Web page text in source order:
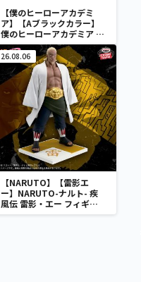
【僕のヒーローアカデミ
ア】【Aブラックカラー】
僕のヒーローアカデミア Q
posket-荼毘-
26.08.06
【NARUTO】【雷影エ
ー】NARUTO-ナルト- 疾
風伝 雷影・エー フィギュ
ア～五影集結…!!～